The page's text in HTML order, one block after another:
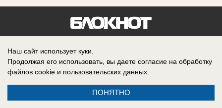
Информация
Наш сайт использует куки.
Продолжая его использовать, вы даете согласие на обработку
файлов cookie и пользовательских данных.
ПОНЯТНО